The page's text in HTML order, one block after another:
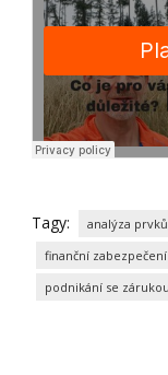
Tagy: analýza
finanční zabezpečení
podnikání se zárukou